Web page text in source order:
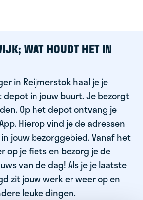
WAT HOUDT HET IN
in Reijmerstok haal je je
in jouw buurt. Je bezorgt
Op het depot ontvang je
Hierop vind je de adressen
jouw bezorggebied. Vanaf het
op je fiets en bezorg je de
van de dag! Als je je laatste
zit jouw werk er weer op en
leuke dingen.